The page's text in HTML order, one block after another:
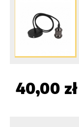
40,00 zł